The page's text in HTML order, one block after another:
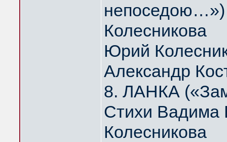
Колесникова
Юрий
Александр
8. ЛАНКА
Стихи Вадима
Колесникова